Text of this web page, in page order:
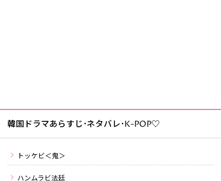
韓国ドラマあらすじ･ネタバレ･K-POP♡
トッケビ＜鬼＞
ハンムラビ法廷